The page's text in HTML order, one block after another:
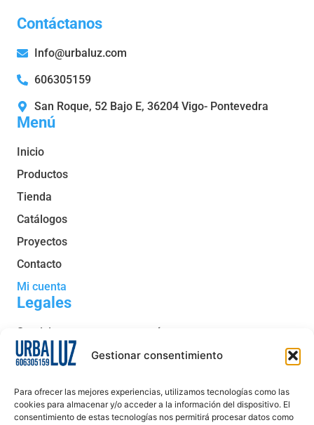
Gestionar consentimiento
Para ofrecer las mejores experiencias, utilizamos tecnologías como las
cookies para almacenar y/o acceder a la información del dispositivo. El
consentimiento de estas tecnologías nos permitirá procesar datos como
Menú
Inicio
Productos
Tienda
Catálogos
Proyectos
Contacto
Mi cuenta
Legales
Servicio post venta y garantía
Condiciones generales de venta
Política de cookies
Aviso legal
Contáctanos
Info@urbaluz.com
606305159
San Roque, 52 Bajo E, 36204 Vigo- Pontevedra